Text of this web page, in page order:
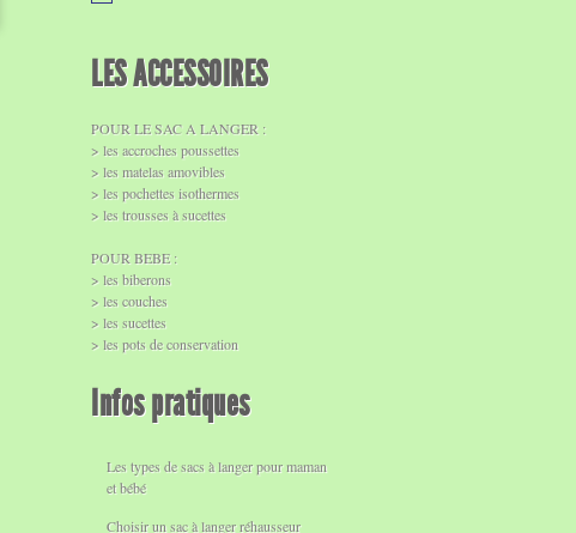
LES ACCESSOIRES
POUR LE SAC A LANGER :
> les accroches poussettes
> les matelas amovibles
> les pochettes isothermes
> les trousses à sucettes
POUR BEBE :
> les biberons
> les couches
> les sucettes
> les pots de conservation
Infos pratiques
Les types de sacs à langer pour maman
et bébé
Choisir un sac à langer réhausseur